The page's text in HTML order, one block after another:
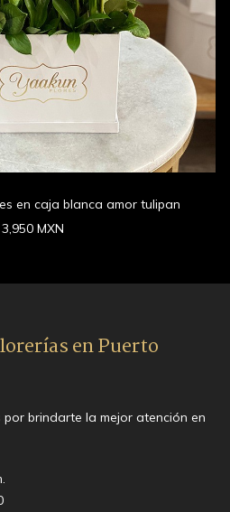
en caja blanca amor tulipan
MXN
en Puerto
brindarte la mejor atención en